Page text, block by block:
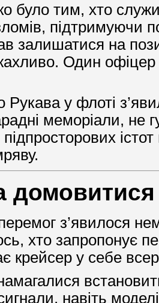
було тим, хто
підтримуючи
залишатися на
Один
Рукава у флоті
меморіали, не
підпросторових
з’явилося
хто запропонує
крейсер у себе
навіть